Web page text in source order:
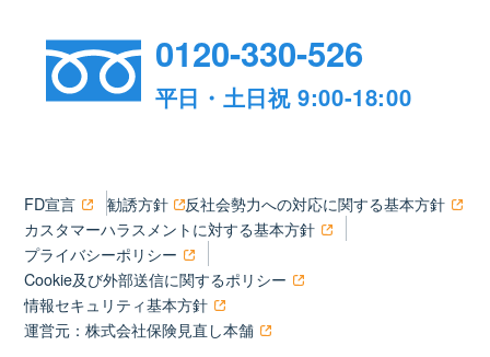
0120-330-526
平日・土日祝 9:00-18:00
FD宣言 勧誘方針
反社会勢力への対応に関する基本方針
カスタマーハラスメントに対する基本方針
プライバシーポリシー
Cookie及び外部送信に関するポリシー
情報セキュリティ基本方針
運営元：株式会社保険見直し本舗